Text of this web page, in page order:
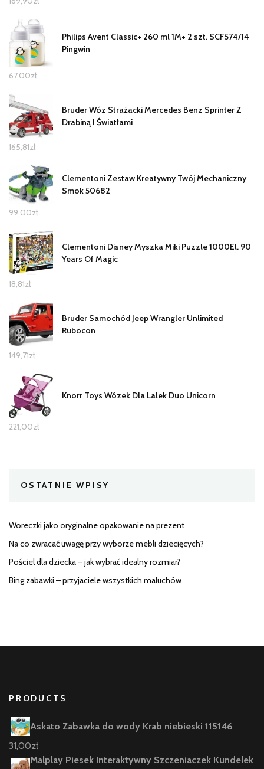
Philips Avent Classic+ 260 ml 1M+ 2 szt. SCF574/14
Pingwin
67,00zł
Bruder Wóz Strażacki Mercedes Benz Sprinter Z
Drabiną I Światłami
165,81zł
Clementoni Zestaw Kreatywny Twój Mechaniczny
Smok 50682
99,00zł
Clementoni Disney Myszka Miki Puzzle 1000El. 90
Years Of Magic
18,81zł
Bruder Samochód Jeep Wrangler Unlimited
Rubocon
149,71zł
Knorr Toys Wózek Dla Lalek Duo Unicorn
221,00zł
OSTATNIE WPISY
Woreczki jako oryginalne opakowanie na prezent
Na co zwracać uwagę przy wyborze mebli dziecięcych?
Pościel dla dziecka – jak wybrać idealny rozmiar?
Bing zabawki – przyjaciele wszystkich maluchów
PRODUCTS
Askato Zabawka do wody Krab niebieski 115146
31,00zł
Malplay Piesek Interaktywny Szczeniaczek Kundelek